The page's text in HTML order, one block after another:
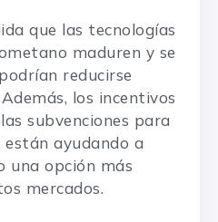
que las tecnologías
maduren y se
reducirse
los incentivos
subvenciones para
están ayudando a
una opción más
mercados.